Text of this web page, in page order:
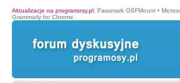
Aktualizacje na programosy.pl: Passmark OSFMount •
Grammarly for Chrome